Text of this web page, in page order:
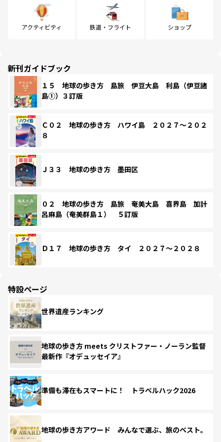
アクティビティ 鉄道・フライト ショップ
新刊ガイドブック
１５ 地球の歩き方 島旅 伊豆大島 利島（伊豆諸
島①）３訂版
Ｃ０２ 地球の歩き方 ハワイ島 ２０２７～２０２
８
Ｊ３３ 地球の歩き方 墨田区
０２ 地球の歩き方 島旅 奄美大島 喜界島 加計
呂麻島（奄美群島１） ５訂版
Ｄ１７ 地球の歩き方 タイ ２０２７～２０２８
特設ページ
世界遺産ランキング
地球の歩き方 meets クリストファー・ノーラン監督
最新作『オデュッセイア』
準備も滞在もスマートに！ トラベルハック2026
地球の歩き方アワード みんなで選ぶ、旅のベスト。